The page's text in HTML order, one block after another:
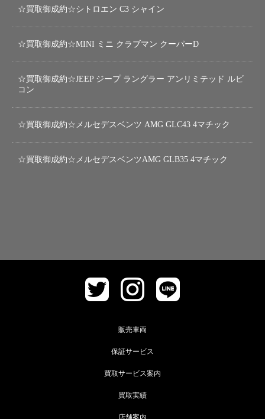
☆買取御成約☆シトロエン C3 シャイン
☆買取御成約☆MINI ミニ クラブマン クーパーD
☆買取御成約☆JEEP ジープ ラングラー アンリミテッド ルビ
コン
☆買取御成約☆メルセデスベンツ AMG GLC43 4マチック
☆買取御成約☆メルセデスベンツAMG GLB35 4マチック
販売車両
保証サービス
買取サービス案内
買取実績